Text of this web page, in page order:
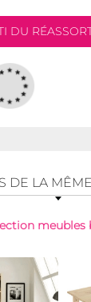
DE LA
meubles